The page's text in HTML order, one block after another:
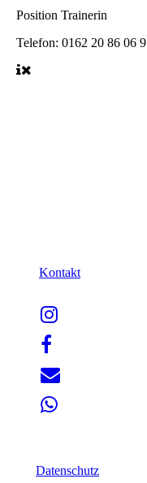
Position Trainerin
Telefon: 0162 20 86 06 9
Kontakt
Datenschutz